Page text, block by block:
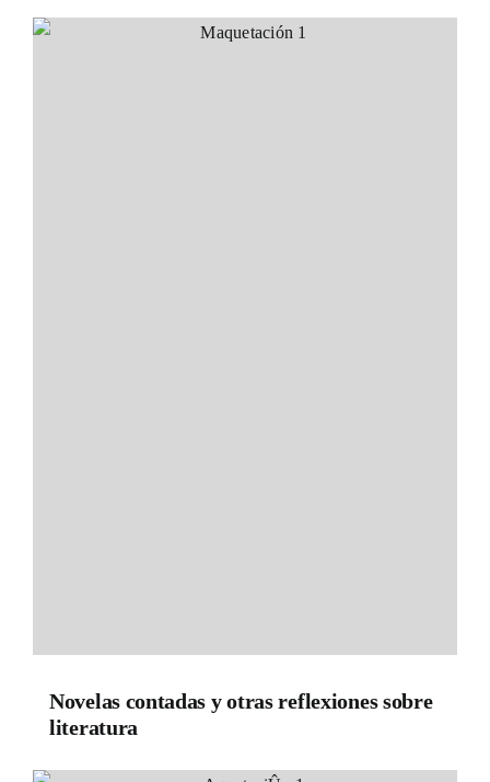
Novelas contadas y otras reflexiones sobre
literatura